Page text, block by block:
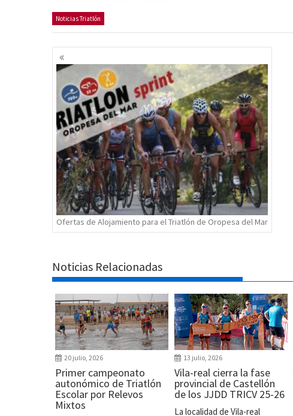
Noticias Triatlón
Navegación
de
entradas
Ofertas de Alojamiento para el Triatlón de Oropesa del Mar
Noticias Relacionadas
20 julio, 2026
Primer campeonato
autonómico de Triatlón
Escolar por Relevos
Mixtos
13 julio, 2026
Vila-real cierra la fase
provincial de Castellón
de los JJDD TRICV 25-26
La localidad de Vila-real